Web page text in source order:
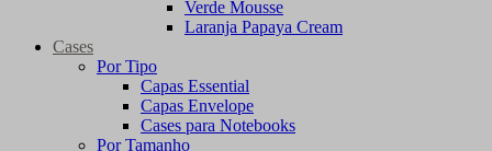
Verde Mousse
Laranja Papaya Cream
Cases
Por Tipo
Capas Essential
Capas Envelope
Cases para Notebooks
Por Tamanho